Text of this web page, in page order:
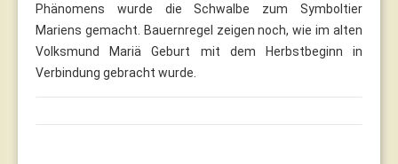
Phänomens wurde die Schwalbe zum Symboltier
Mariens gemacht. Bauernregel zeigen noch, wie im alten
Volksmund Mariä Geburt mit dem Herbstbeginn in
Verbindung gebracht wurde.